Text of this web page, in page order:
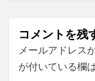
ョ
ン
コメントを残
メールアドレス
が付いている欄